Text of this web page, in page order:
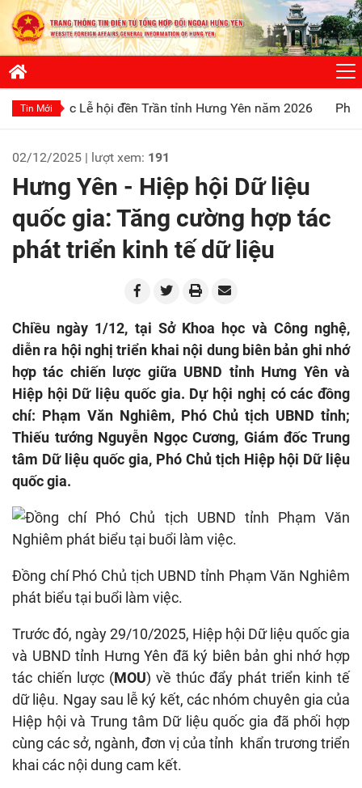
Tin Mới
hội đền Trần tỉnh Hưng Yên năm 2026 Phát huy truyền
02/12/2025 | lượt xem: 191
Hưng Yên - Hiệp hội Dữ liệu
quốc gia: Tăng cường hợp tác
phát triển kinh tế dữ liệu
Chiều ngày 1/12, tại Sở Khoa học và Công nghệ,
diễn ra hội nghị triển khai nội dung biên bản ghi nhớ
hợp tác chiến lược giữa UBND tỉnh Hưng Yên và
Hiệp hội Dữ liệu quốc gia. Dự hội nghị có các đồng
chí: Phạm Văn Nghiêm, Phó Chủ tịch UBND tỉnh;
Thiếu tướng Nguyễn Ngọc Cương, Giám đốc Trung
tâm Dữ liệu quốc gia, Phó Chủ tịch Hiệp hội Dữ liệu
quốc gia.
Đồng chí Phó Chủ tịch UBND tỉnh Phạm Văn Nghiêm
phát biểu tại buổi làm việc.
Trước đó, ngày 29/10/2025, Hiệp hội Dữ liệu quốc gia
và UBND tỉnh Hưng Yên đã ký biên bản ghi nhớ hợp
tác chiến lược (MOU) về thúc đẩy phát triển kinh tế
dữ liệu. Ngay sau lễ ký kết, các nhóm chuyên gia của
Hiệp hội và Trung tâm Dữ liệu quốc gia đã phối hợp
cùng các sở, ngành, đơn vị của tỉnh khẩn trương triển
khai các nội dung cam kết.